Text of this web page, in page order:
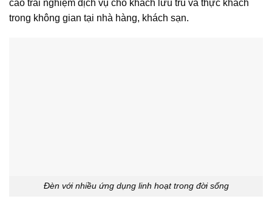
cao trải nghiệm dịch vụ cho khách lưu trú và thực khách
trong không gian tại nhà hàng, khách sạn.
Đèn với nhiều ứng dụng linh hoạt trong đời sống